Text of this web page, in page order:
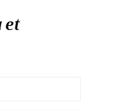
et
Round trip Selected